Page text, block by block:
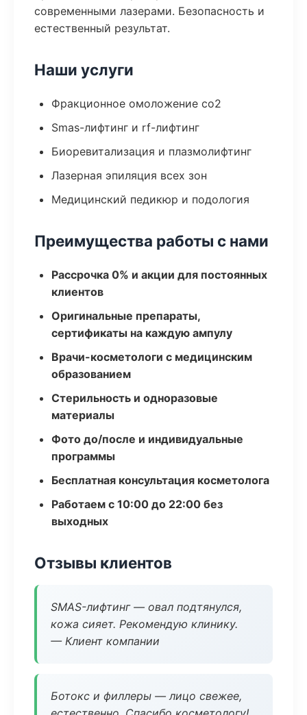
современными лазерами. Безопасность и
естественный результат.
Наши услуги
Фракционное омоложение co2
Smas-лифтинг и rf-лифтинг
Биоревитализация и плазмолифтинг
Лазерная эпиляция всех зон
Медицинский педикюр и подология
Преимущества работы с нами
Рассрочка 0% и акции для постоянных
клиентов
Оригинальные препараты,
сертификаты на каждую ампулу
Врачи-косметологи с медицинским
образованием
Стерильность и одноразовые
материалы
Фото до/после и индивидуальные
программы
Бесплатная консультация косметолога
Работаем с 10:00 до 22:00 без
выходных
Отзывы клиентов
SMAS-лифтинг — овал подтянулся,
кожа сияет. Рекомендую клинику.
— Клиент компании
Ботокс и филлеры — лицо свежее,